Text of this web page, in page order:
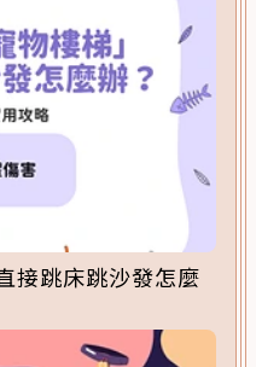
接跳床跳沙發怎麼